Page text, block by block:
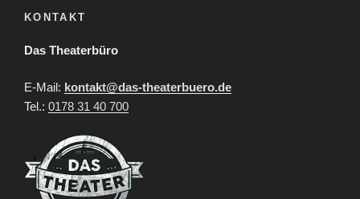
KONTAKT
Das Theaterbüro
E-Mail: kontakt@das-theaterbuero.de
Tel.: 0178 31 40 700